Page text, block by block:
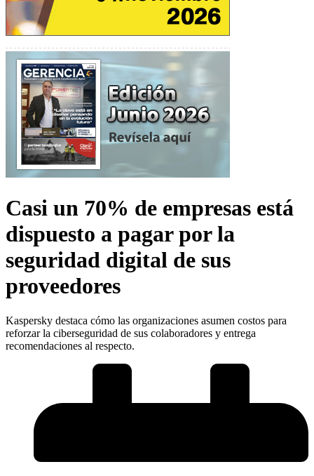
Casi un 70% de empresas está
dispuesto a pagar por la
seguridad digital de sus
proveedores
Kaspersky destaca cómo las organizaciones asumen costos para
reforzar la ciberseguridad de sus colaboradores y entrega
recomendaciones al respecto.